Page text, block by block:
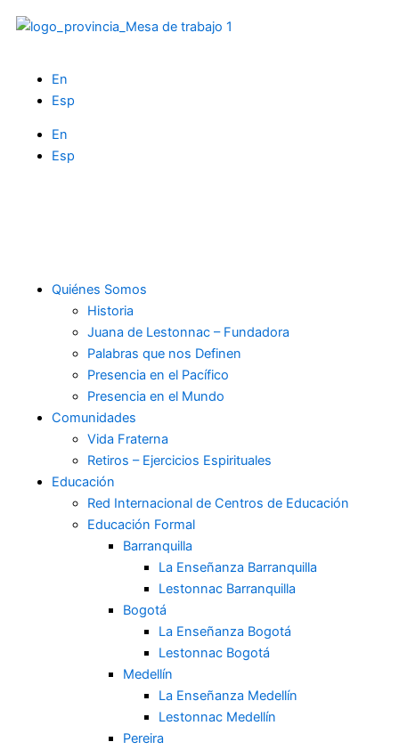
En
Esp
En
Esp
c
o
o
s
t
a
g
r
a
t
w
i
t
t
e
r
t
u
b
e
Quiénes Somos
Historia
Juana de Lestonnac – Fundadora
Palabras que nos Definen
Presencia en el Pacífico
Presencia en el Mundo
Comunidades
Vida Fraterna
Retiros – Ejercicios Espirituales
Educación
Red Internacional de Centros de Educación
Educación Formal
Barranquilla
La Enseñanza Barranquilla
Lestonnac Barranquilla
Bogotá
La Enseñanza Bogotá
Lestonnac Bogotá
Medellín
La Enseñanza Medellín
Lestonnac Medellín
Pereira